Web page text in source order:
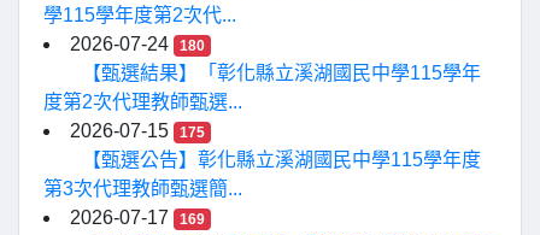
學115學年度第2次代...
2026-07-24
180
【甄選結果】「彰化縣立溪湖國民中學115學年
度第2次代理教師甄選...
2026-07-15
175
【甄選公告】彰化縣立溪湖國民中學115學年度
第3次代理教師甄選簡...
2026-07-17
169